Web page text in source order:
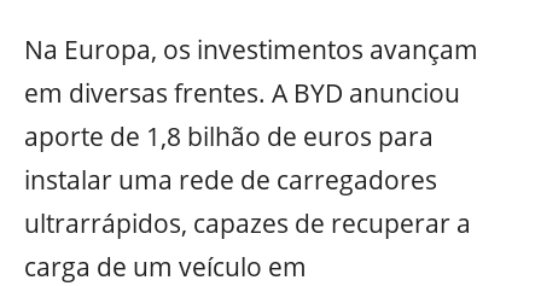
Na Europa, os investimentos avançam
em diversas frentes. A BYD anunciou
aporte de 1,8 bilhão de euros para
instalar uma rede de carregadores
ultrarrápidos, capazes de recuperar a
carga de um veículo em